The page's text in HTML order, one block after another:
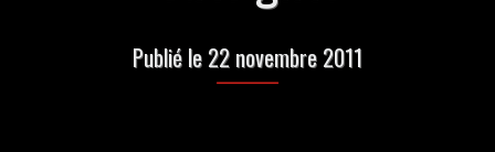
Publié le 22 novembre 2011